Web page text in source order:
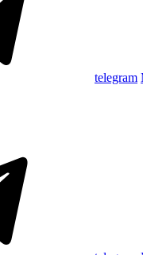
telegram